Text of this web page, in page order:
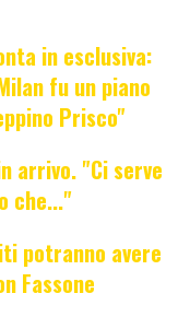
in esclusiva:
fu un piano
Prisco"
arrivo. "Ci serve
che..."
potranno avere
Fassone